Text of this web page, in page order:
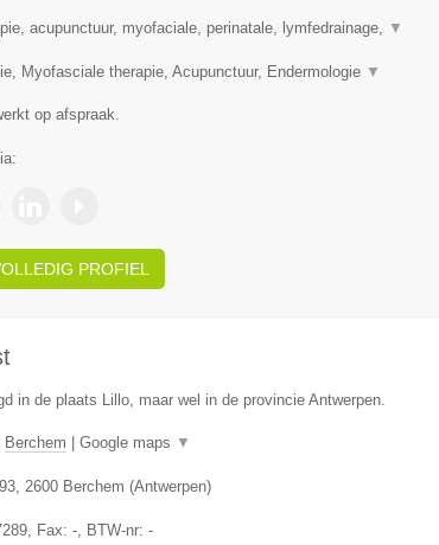
acupunctuur, myofaciale, perinatale, lymfedrainage, ▼
Myofasciale therapie, Acupunctuur, Endermologie ▼
op afspraak.
PROFIEL
in de plaats Lillo, maar wel in de provincie Antwerpen.
Berchem Google maps ▼
, 2600 Berchem (Antwerpen)
, Fax: -, BTW-nr: -